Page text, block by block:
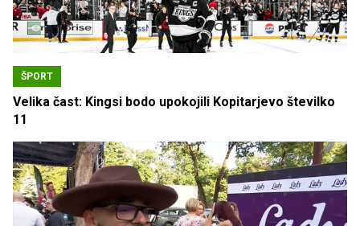
ŠPORT
Velika čast: Kingsi bodo upokojili Kopitarjevo številko
11